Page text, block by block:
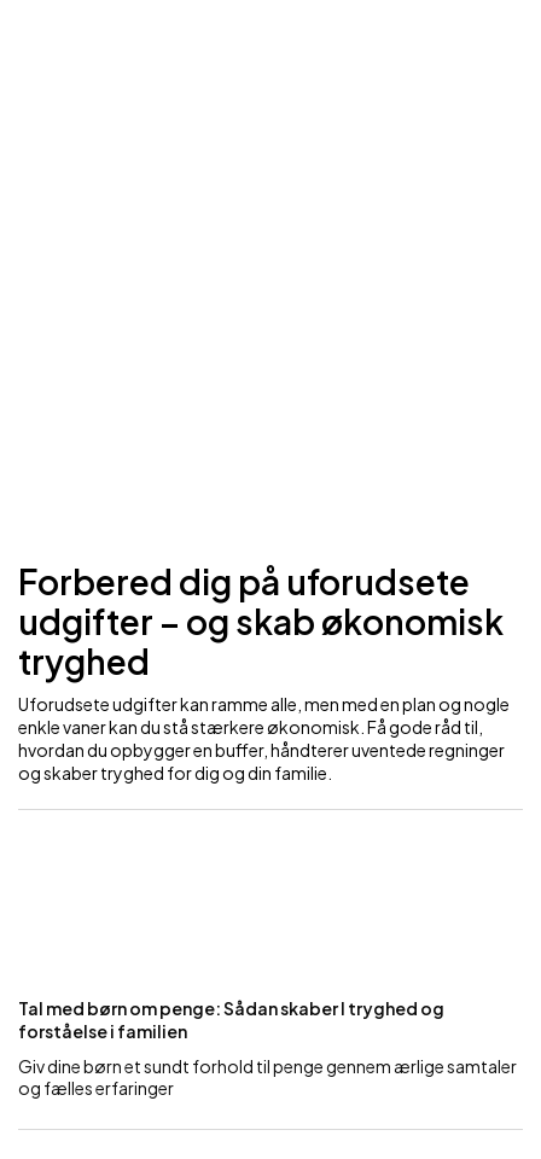
Forbered dig på uforudsete
udgifter – og skab økonomisk
tryghed
Uforudsete udgifter kan ramme alle, men med en plan og nogle
enkle vaner kan du stå stærkere økonomisk. Få gode råd til,
hvordan du opbygger en buffer, håndterer uventede regninger
og skaber tryghed for dig og din familie.
Tal med børn om penge: Sådan skaber I tryghed og
forståelse i familien
Giv dine børn et sundt forhold til penge gennem ærlige samtaler
og fælles erfaringer